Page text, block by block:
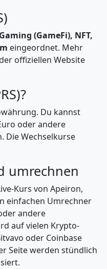
Gaming (GameFi), NFT,
eingeordnet. Mehr
offiziellen Website
Du kannst
oder andere
Die Wechselkurse
umrechnen
Kurs von Apeiron,
einfachen Umrechner
andere
auf vielen Krypto-
oder Coinbase
Seite werden stündlich